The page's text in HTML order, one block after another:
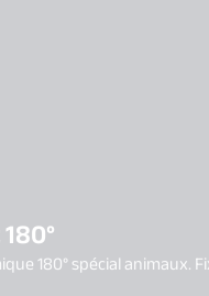
180° spécial animaux.